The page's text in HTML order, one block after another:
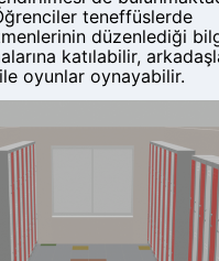
teneffüslerde
düzenlediği
katılabilir,
ile oyunlar oynayabilir.